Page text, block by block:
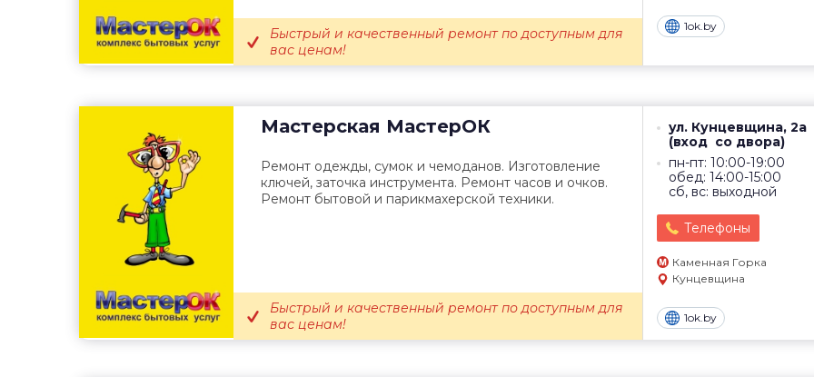
1ok.by
Быстрый и качественный ремонт по доступным для
вас ценам!
Мастерская МастерОК
ул. Кунцевщина, 2а
(вход со двора)
пн-пт: 10:00-19:00
обед: 14:00-15:00
сб, вс: выходной
Телефоны
Каменная Горка
Кунцевщина
1ok.by
Ремонт одежды, сумок и чемоданов. Изготовление
ключей, заточка инструмента. Ремонт часов и очков.
Ремонт бытовой и парикмахерской техники.
Быстрый и качественный ремонт по доступным для
вас ценам!